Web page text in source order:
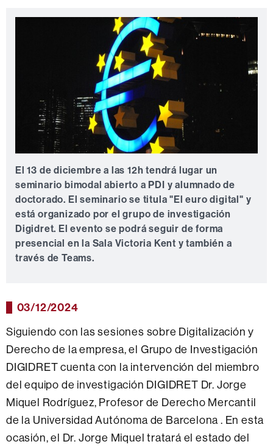
El 13 de diciembre a las 12h tendrá lugar un
seminario bimodal abierto a PDI y alumnado de
doctorado. El seminario se titula "El euro digital" y
está organizado por el grupo de investigación
Digidret. El evento se podrá seguir de forma
presencial en la Sala Victoria Kent y también a
través de Teams.
03/12/2024
Siguiendo con las sesiones sobre Digitalización y
Derecho de la empresa, el Grupo de Investigación
DIGIDRET cuenta con la intervención del miembro
del equipo de investigación DIGIDRET Dr. Jorge
Miquel Rodríguez, Profesor de Derecho Mercantil
de la Universidad Autónoma de Barcelona . En esta
ocasión, el Dr. Jorge Miquel tratará el estado del